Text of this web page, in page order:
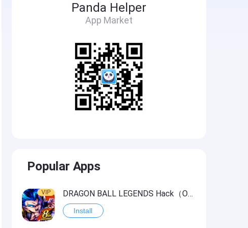
Panda Helper
App Market
Popular Apps
VIP DRAGON BALL LEGENDS Hack（OneHitKill）
Install